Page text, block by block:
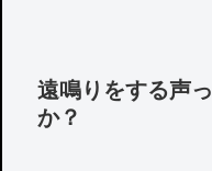
遠鳴りをする声
か？